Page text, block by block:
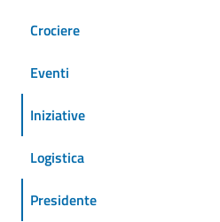
Crociere
Eventi
Iniziative
Logistica
Presidente